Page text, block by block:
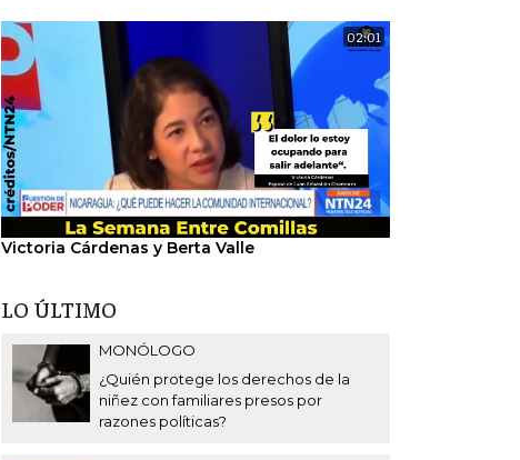
02:01
Victoria Cárdenas y Berta Valle
LO ÚLTIMO
MONÓLOGO
¿Quién protege los derechos de la
niñez con familiares presos por
razones políticas?